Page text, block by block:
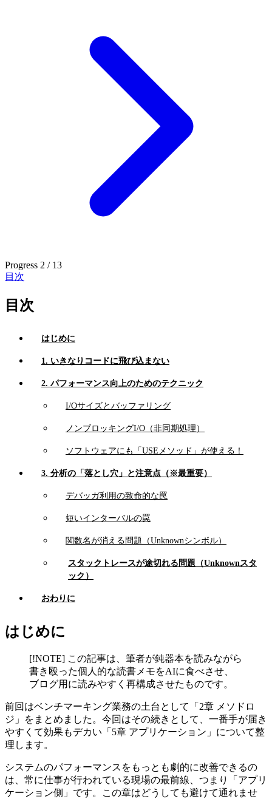
Progress 2 / 13
目次
目次
はじめに
1. いきなりコードに飛び込まない
2. パフォーマンス向上のためのテクニック
I/Oサイズとバッファリング
ノンブロッキングI/O（非同期処理）
ソフトウェアにも「USEメソッド」が使える！
3. 分析の「落とし穴」と注意点（※最重要）
デバッガ利用の致命的な罠
短いインターバルの罠
関数名が消える問題（Unknownシンボル）
スタックトレースが途切れる問題（Unknownスタ
ック）
おわりに
はじめに
[!NOTE] この記事は、筆者が鈍器本を読みながら
書き殴った個人的な読書メモをAIに食べさせ、
ブログ用に読みやすく再構成させたものです。
前回はベンチマーキング業務の土台として「2章 メソドロ
ジ」をまとめました。今回はその続きとして、一番手が届き
やすくて効果もデカい「5章 アプリケーション」について整
理します。
システムのパフォーマンスをもっとも劇的に改善できるの
は、常に仕事が行われている現場の最前線、つまり「アプリ
ケーション側」です。この章はどうしても避けて通れませ